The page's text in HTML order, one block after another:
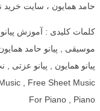
حامد همایون ، سایت خرید
کلمات کلیدی : آموزش
موسیقی , پیانو حامد
, Free Sheet Music
For Piano , Piano